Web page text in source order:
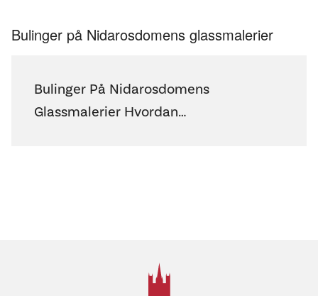
Bulinger på Nidarosdomens glassmalerier
Bulinger På Nidarosdomens
Glassmalerier Hvordan…